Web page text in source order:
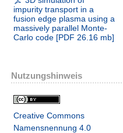
impurity transport in a
fusion edge plasma using a
massively parallel Monte-
Carlo code [PDF 26.16 mb]
Nutzungshinweis
Creative Commons
Namensnennung 4.0